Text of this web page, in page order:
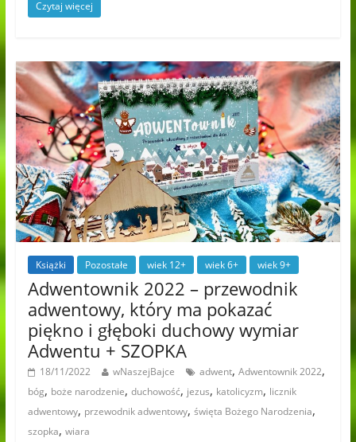
Czytaj więcej
Książki Pozostałe wiek 12+ wiek 6+ wiek 9+
Adwentownik 2022 – przewodnik
adwentowy, który ma pokazać
piękno i głęboki duchowy wymiar
Adwentu + SZOPKA
18/11/2022 wNaszejBajce adwent, Adwentownik 2022,
bóg, boże narodzenie, duchowość, jezus, katolicyzm, licznik
adwentowy, przewodnik adwentowy, święta Bożego Narodzenia,
szopka, wiara